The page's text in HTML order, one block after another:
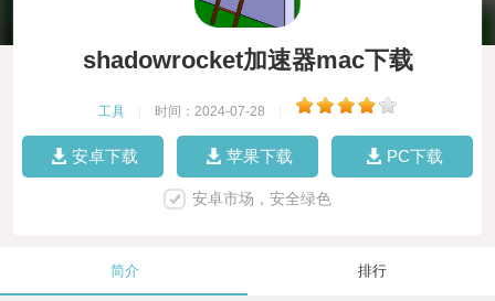
shadowrocket加速器mac下载
工具 时间：2024-07-28
安卓下载 苹果下载 PC下载
安卓市场，安全绿色
简介 排行